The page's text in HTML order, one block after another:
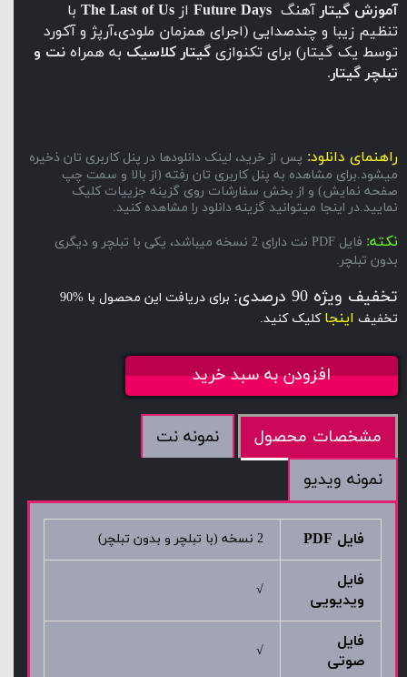
آموزش گیتار آهنگ از
با
تنظیم زیبا و چندصدایی (اجرای همزمان ملودی،آرپژ و آکورد
توسط یک گیتار) برای تکنوازی گیتار کلاسیک به همراه نت و
تبلچر گیتار.
راهنمای دانلود: پس از خرید، لینک دانلودها در پنل کاربری تان ذخیره
میشود.برای مشاهده به پنل کاربری تان رفته (از بالا و سمت چپ
صفحه نمایش) و از بخش سفارشات روی گزینه جزییات کلیک
نمایید.در اینجا میتوانید گزینه دانلود را مشاهده کنید.
نکته:
فایل PDF نت دارای 2 نسخه میباشد، یکی با تبلچر و دیگری
بدون تبلچر.
تخفیف ویژه 90 درصدی:
برای دریافت این محصول با %90
تخفیف اینجا کلیک کنید.
افزودن به سبد خرید
مشخصات محصول
نمونه نت
نمونه ویدیو
فایل PDF 2 نسخه (با تبلچر و بدون تبلچر)
فایل
ویدیویی
√
فایل
صوتی
√